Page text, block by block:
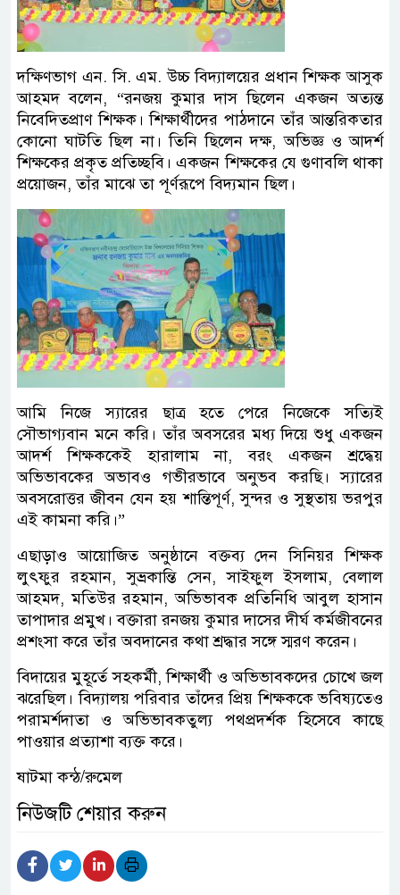
দক্ষিণভাগ এন. সি. এম. উচ্চ বিদ্যালয়ের প্রধান শিক্ষক আসুক
আহমদ বলেন, “রনজয় কুমার দাস ছিলেন একজন অত্যন্ত
নিবেদিতপ্রাণ শিক্ষক। শিক্ষার্থীদের পাঠদানে তাঁর আন্তরিকতার
কোনো ঘাটতি ছিল না। তিনি ছিলেন দক্ষ, অভিজ্ঞ ও আদর্শ
শিক্ষকের প্রকৃত প্রতিচ্ছবি। একজন শিক্ষকের যে গুণাবলি থাকা
প্রয়োজন, তাঁর মাঝে তা পূর্ণরূপে বিদ্যমান ছিল।
আমি নিজে স্যারের ছাত্র হতে পেরে নিজেকে সত্যিই
সৌভাগ্যবান মনে করি। তাঁর অবসরের মধ্য দিয়ে শুধু একজন
আদর্শ শিক্ষককেই হারালাম না, বরং একজন শ্রদ্ধেয়
অভিভাবকের অভাবও গভীরভাবে অনুভব করছি। স্যারের
অবসরোত্তর জীবন যেন হয় শান্তিপূর্ণ, সুন্দর ও সুস্থতায় ভরপুর
এই কামনা করি।”
এছাড়াও আয়োজিত অনুষ্ঠানে বক্তব্য দেন সিনিয়র শিক্ষক
লুৎফুর রহমান, সুভ্রকান্তি সেন, সাইফুল ইসলাম, বেলাল
আহমদ, মতিউর রহমান, অভিভাবক প্রতিনিধি আবুল হাসান
তাপাদার প্রমুখ। বক্তারা রনজয় কুমার দাসের দীর্ঘ কর্মজীবনের
প্রশংসা করে তাঁর অবদানের কথা শ্রদ্ধার সঙ্গে স্মরণ করেন।
বিদায়ের মুহূর্তে সহকর্মী, শিক্ষার্থী ও অভিভাবকদের চোখে জল
ঝরেছিল। বিদ্যালয় পরিবার তাঁদের প্রিয় শিক্ষককে ভবিষ্যতেও
পরামর্শদাতা ও অভিভাবকতুল্য পথপ্রদর্শক হিসেবে কাছে
পাওয়ার প্রত্যাশা ব্যক্ত করে।
ষাটমা কন্ঠ/রুমেল
নিউজটি শেয়ার করুন